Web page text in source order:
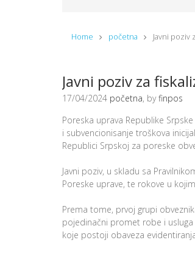
Home početna Javni poziv
Javni poziv za
17/04/2024 početna, byfinpos
Poreska uprava Republike
i subvencionisanje troškova
Republici Srpskoj za poreske
Javni poziv, u skladu sa
Poreske uprave, te rokove u
Prema tome, prvoj grupi
pojedinačni promet robe i
koje postoji obaveza